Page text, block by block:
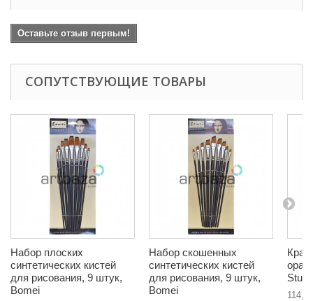
Оставьте отзыв первым!
СОПУТСТВУЮЩИЕ ТОВАРЫ
Набор плоских
синтетических кистей
для рисования, 9 штук,
Bomei
Набор скошенных
синтетических кистей
для рисования, 9 штук,
Bomei